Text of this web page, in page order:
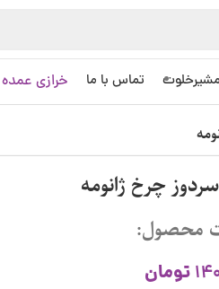
تماس با ما خرازی عمده
چرخ ژانومه
محصول:
تومان